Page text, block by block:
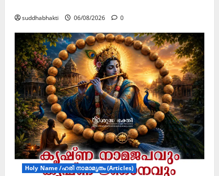
suddhabhakti 06/08/2026 0
Holy Name /ഹരി നാമാമൃതം (Articles)